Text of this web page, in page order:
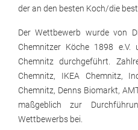
der an den besten Koch/die
Der Wettbewerb wurde von
Chemnitzer Köche 1898 e.V.
Chemnitz durchgeführt.
Chemnitz, IKEA Chemnitz,
Chemnitz, Denns Biomarkt,
maßgeblich zur
Wettbewerbs bei.